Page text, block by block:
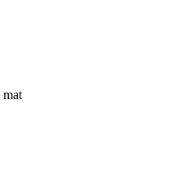
mat